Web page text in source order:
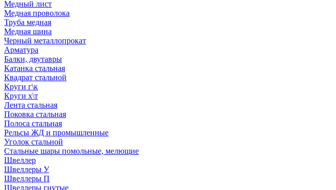
Медный лист
Медная проволока
Труба медная
Медная шина
Черный металлопрокат
Арматура
Балки, двутавры
Катанка стальная
Квадрат стальной
Круги г\к
Круги х\т
Лента стальная
Поковка стальная
Полоса стальная
Рельсы ЖД и промышленные
Уголок стальной
Стальные шары помольные, мелющие
Швеллер
Швеллеры У
Швеллеры П
Швеллеры гнутые